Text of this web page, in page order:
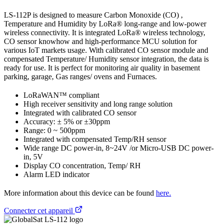
LS-112P is designed to measure Carbon Monoxide (CO) ,
Temperature and Humidity by LoRa® long-range and low-power
wireless connectivity. It is integrated LoRa® wireless technology,
CO sensor knowhow and high-performance MCU solution for
various IoT markets usage. With calibrated CO sensor module and
compensated Temperature/ Humidity sensor integration, the data is
ready for use. It is perfect for monitoring air quality in basement
parking, garage, Gas ranges/ ovens and Furnaces.
LoRaWAN™ compliant
High receiver sensitivity and long range solution
Integrated with calibrated CO sensor
Accuracy: ± 5% or ±30ppm
Range: 0 ~ 500ppm
Integrated with compensated Temp/RH sensor
Wide range DC power-in, 8~24V /or Micro-USB DC power-
in, 5V
Display CO concentration, Temp/ RH
Alarm LED indicator
More information about this device can be found here.
Connecter cet appareil